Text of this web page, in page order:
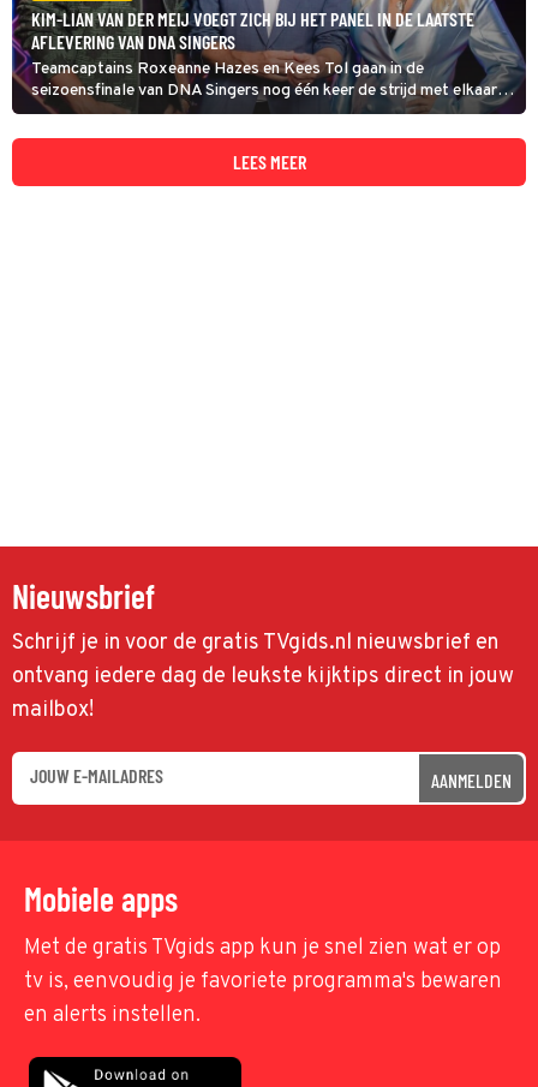
KIM-LIAN VAN DER MEIJ VOEGT ZICH BIJ HET PANEL IN DE LAATSTE
AFLEVERING VAN DNA SINGERS
Teamcaptains Roxeanne Hazes en Kees Tol gaan in de
seizoensfinale van DNA Singers nog één keer de strijd met elkaar
aan. Samen met Kim-Lian van der Meij en Patty Brard proberen zij
de identiteit van de mysterieuze zangers te raden.
LEES MEER
Nieuwsbrief
Schrijf je in voor de gratis TVgids.nl nieuwsbrief en
ontvang iedere dag de leukste kijktips direct in jouw
mailbox!
AANMELDEN
Mobiele apps
Met de gratis TVgids app kun je snel zien wat er op
tv is, eenvoudig je favoriete programma's bewaren
en alerts instellen.